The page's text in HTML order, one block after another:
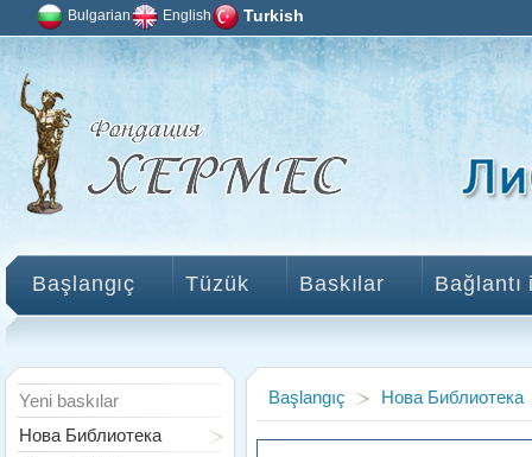
Bulgarian English Turkish
Başlangıç Tüzük Baskılar Bağlantı
Başlangıç Нова Библиотека
Yeni baskılar
Нова Библиотека